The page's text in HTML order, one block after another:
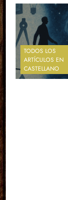
TODOS LOS
ARTÍCULOS EN
CASTELLANO